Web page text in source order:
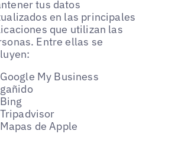
tus datos
en las principales
que utilizan las
Entre ellas se
Google My Business
gañido
Bing
Tripadvisor
Mapas de Apple